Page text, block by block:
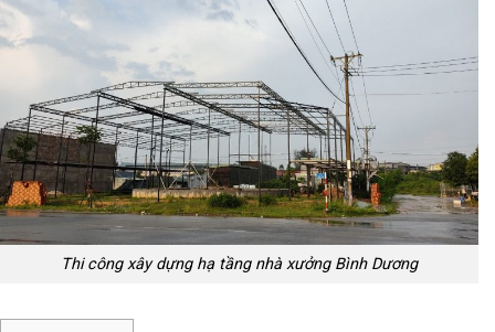
Thi công xây dựng hạ tầng nhà xưởng Bình Dương